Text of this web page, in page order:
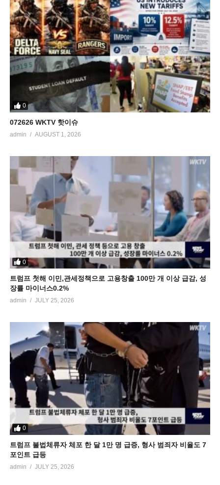
0
072626 WKTV 핫이슈
admin AUGUST 1, 2026
0
트럼프 첫해 이민,관세정책으로 고용창출 100만 개 이상 급감, 성
장률 마이너스0.2%
admin JULY 25, 2026
0
트럼프 불법체류자 체포 한 달 1만 명 급증, 형사 범죄자 비율도 7
포인트 급등
admin JULY 25, 2026